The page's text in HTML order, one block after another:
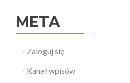
META
Zaloguj się
Kanał wpisów